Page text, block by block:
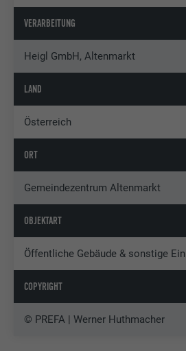
VERARBEITUNG
Heigl GmbH, Altenmarkt
LAND
Österreich
ORT
Gemeindezentrum Altenmarkt
OBJEKTART
Öffentliche Gebäude & sonstige
COPYRIGHT
© PREFA | Werner Huthmacher